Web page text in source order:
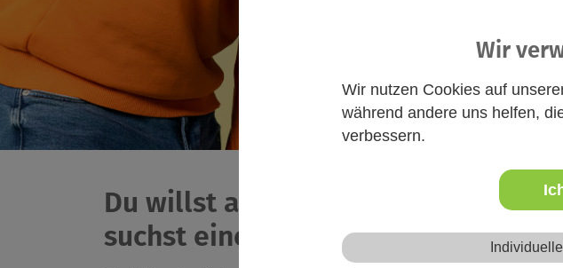
Wir
Wir nutzen Cookies auf
während andere uns helfen,
verbessern.
Du willst an einer Juleica-
suchst eine passende Ausbildung?